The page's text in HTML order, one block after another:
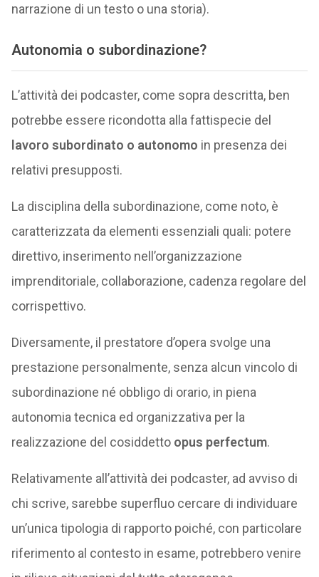
narrazione di un testo o una storia).
Autonomia o subordinazione?
L’attività dei podcaster, come sopra descritta, ben
potrebbe essere ricondotta alla fattispecie del
lavoro subordinato o autonomo in presenza dei
relativi presupposti.
La disciplina della subordinazione, come noto, è
caratterizzata da elementi essenziali quali: potere
direttivo, inserimento nell’organizzazione
imprenditoriale, collaborazione, cadenza regolare del
corrispettivo.
Diversamente, il prestatore d’opera svolge una
prestazione personalmente, senza alcun vincolo di
subordinazione né obbligo di orario, in piena
autonomia tecnica ed organizzativa per la
realizzazione del cosiddetto opus perfectum.
Relativamente all’attività dei podcaster, ad avviso di
chi scrive, sarebbe superfluo cercare di individuare
un’unica tipologia di rapporto poiché, con particolare
riferimento al contesto in esame, potrebbero venire